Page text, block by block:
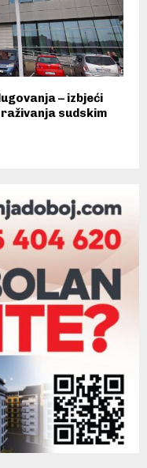
– izbjeći
sudskim